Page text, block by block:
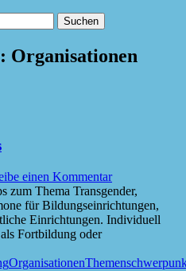
Organisationen
einen Kommentar
zum Thema Transgender,
für Bildungseinrichtungen,
Einrichtungen. Individuell
Fortbildung oder
Organisationen